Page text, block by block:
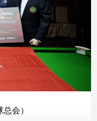
总会）